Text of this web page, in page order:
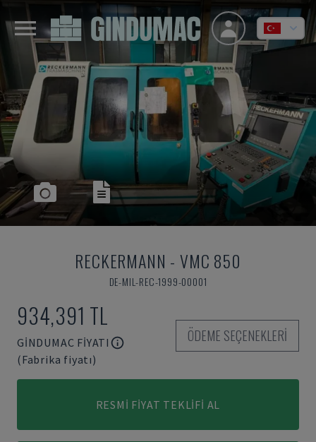
RECKERMANN - VMC 850
DE-MIL-REC-1999-00001
934,391 TL
GINDUMAC FIYATI
(Fabrika fiyatı)
ÖDEME SEÇENEKLERI
RESMI FIYAT TEKLIFI AL